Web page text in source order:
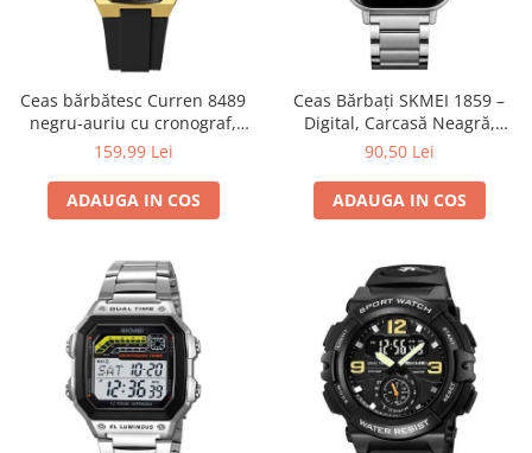
Ceas bărbătesc Curren 8489
negru-auriu cu cronograf,
curea din silicon și afișare
159,99 Lei
ADAUGA IN COS
Ceas Bărbați SKMEI 1859 –
Digital, Carcasă Neagră,
Brățară Inox Argintie, LED,
90,50 Lei
ADAUGA IN COS